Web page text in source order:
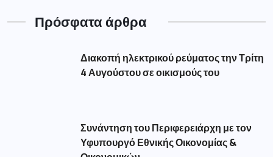
Πρόσφατα άρθρα
Διακοπή ηλεκτρικού ρεύματος την Τρίτη
4 Αυγούστου σε οικισμούς του
Συνάντηση του Περιφερειάρχη με τον
Υφυπουργό Εθνικής Οικονομίας &